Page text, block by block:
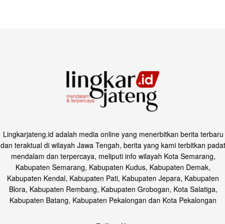
Lingkarjateng.id adalah media online yang menerbitkan berita terbaru
dan teraktual di wilayah Jawa Tengah, berita yang kami terbitkan padat
mendalam dan terpercaya, meliputi info wilayah Kota Semarang,
Kabupaten Semarang, Kabupaten Kudus, Kabupaten Demak,
Kabupaten Kendal, Kabupaten Pati, Kabupaten Jepara, Kabupaten
Blora, Kabupaten Rembang, Kabupaten Grobogan, Kota Salatiga,
Kabupaten Batang, Kabupaten Pekalongan dan Kota Pekalongan